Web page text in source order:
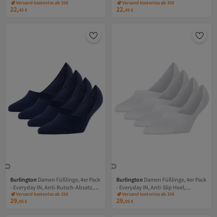
Rautenmuster, Logoemblem
Versand kostenlos ab 35€
22,45€
Rautenmuster, Logoemblem
Versand kostenlos ab 35€
22,45€
Burlington Damen Füßlinge, 4er Pack
- Everyday IN, Anti-Rutsch-Absatz,
einfarbig
Versand kostenlos ab 35€
29,95€
Burlington Damen Füßlinge, 4er Pack
- Everyday IN, Anti-Slip Heel,
einfarbig
Versand kostenlos ab 35€
29,95€